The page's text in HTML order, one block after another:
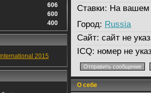
606
600
400
2015
Ставки: На вашем
Город: Russia
Сайт: сайт не
ICQ: номер не
О себе